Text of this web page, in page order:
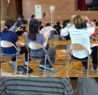
佐賀県